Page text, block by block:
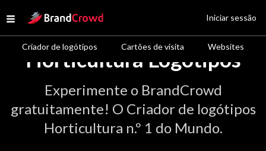
Open menu
Site Logo
Criador de logótipos Cartões de visita Websites
Iniciar sessão
Horticultura Logótipos
Experimente o BrandCrowd
gratuitamente! O Criador de logótipos
Horticultura n.º 1 do Mundo.